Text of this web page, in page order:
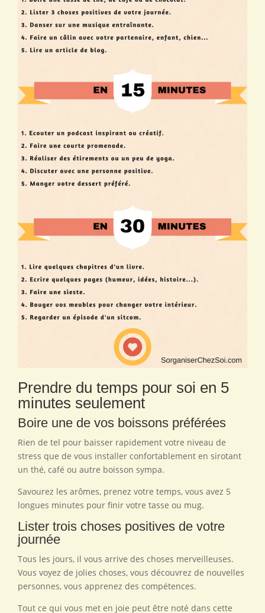
Prendre du temps pour soi en 5
minutes seulement
Boire une de vos boissons préférées
Rien de tel pour baisser rapidement votre niveau de
stress que de vous installer confortablement en sirotant
un thé, café ou autre boisson sympa.
Savourez les arômes, prenez votre temps, vous avez 5
longues minutes pour finir votre tasse ou mug.
Lister trois choses positives de votre
journée
Tous les jours, il vous arrive des choses merveilleuses.
Vous voyez de jolies choses, vous découvrez de nouvelles
personnes, vous apprenez des compétences.
Tout ce qui vous met en joie peut être noté dans cette